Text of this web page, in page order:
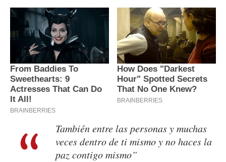
También entre las personas y muchas
veces dentro de ti mismo y no haces la
paz contigo mismo”